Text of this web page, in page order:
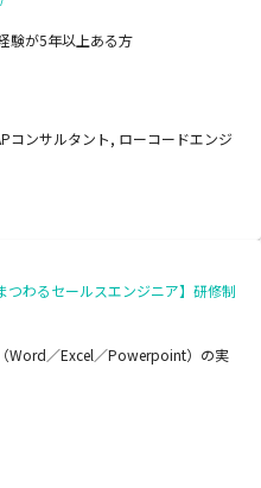
験が5年以上ある方
コンサルタント, ローコードエンジ
つわるセールスエンジニア】研修制
Word／Excel／Powerpoint）の実